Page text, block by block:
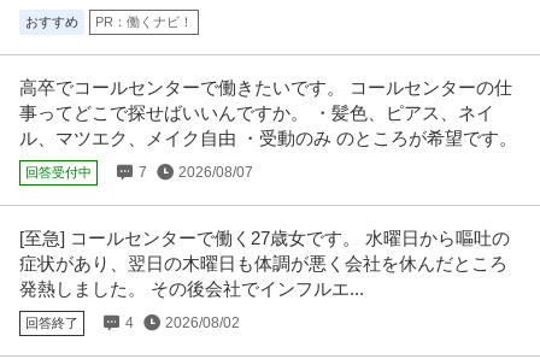
おすすめ PR：働くナビ！
高卒でコールセンターで働きたいです。 コールセンターの仕
事ってどこで探せばいいんですか。 ・髪色、ピアス、ネイ
ル、マツエク、メイク自由 ・受動のみ のところが希望です。
回答受付中 7 2026/08/07
[至急] コールセンターで働く27歳女です。 水曜日から嘔吐の
症状があり、翌日の木曜日も体調が悪く会社を休んだところ
発熱しました。 その後会社でインフルエ...
回答終了 4 2026/08/02